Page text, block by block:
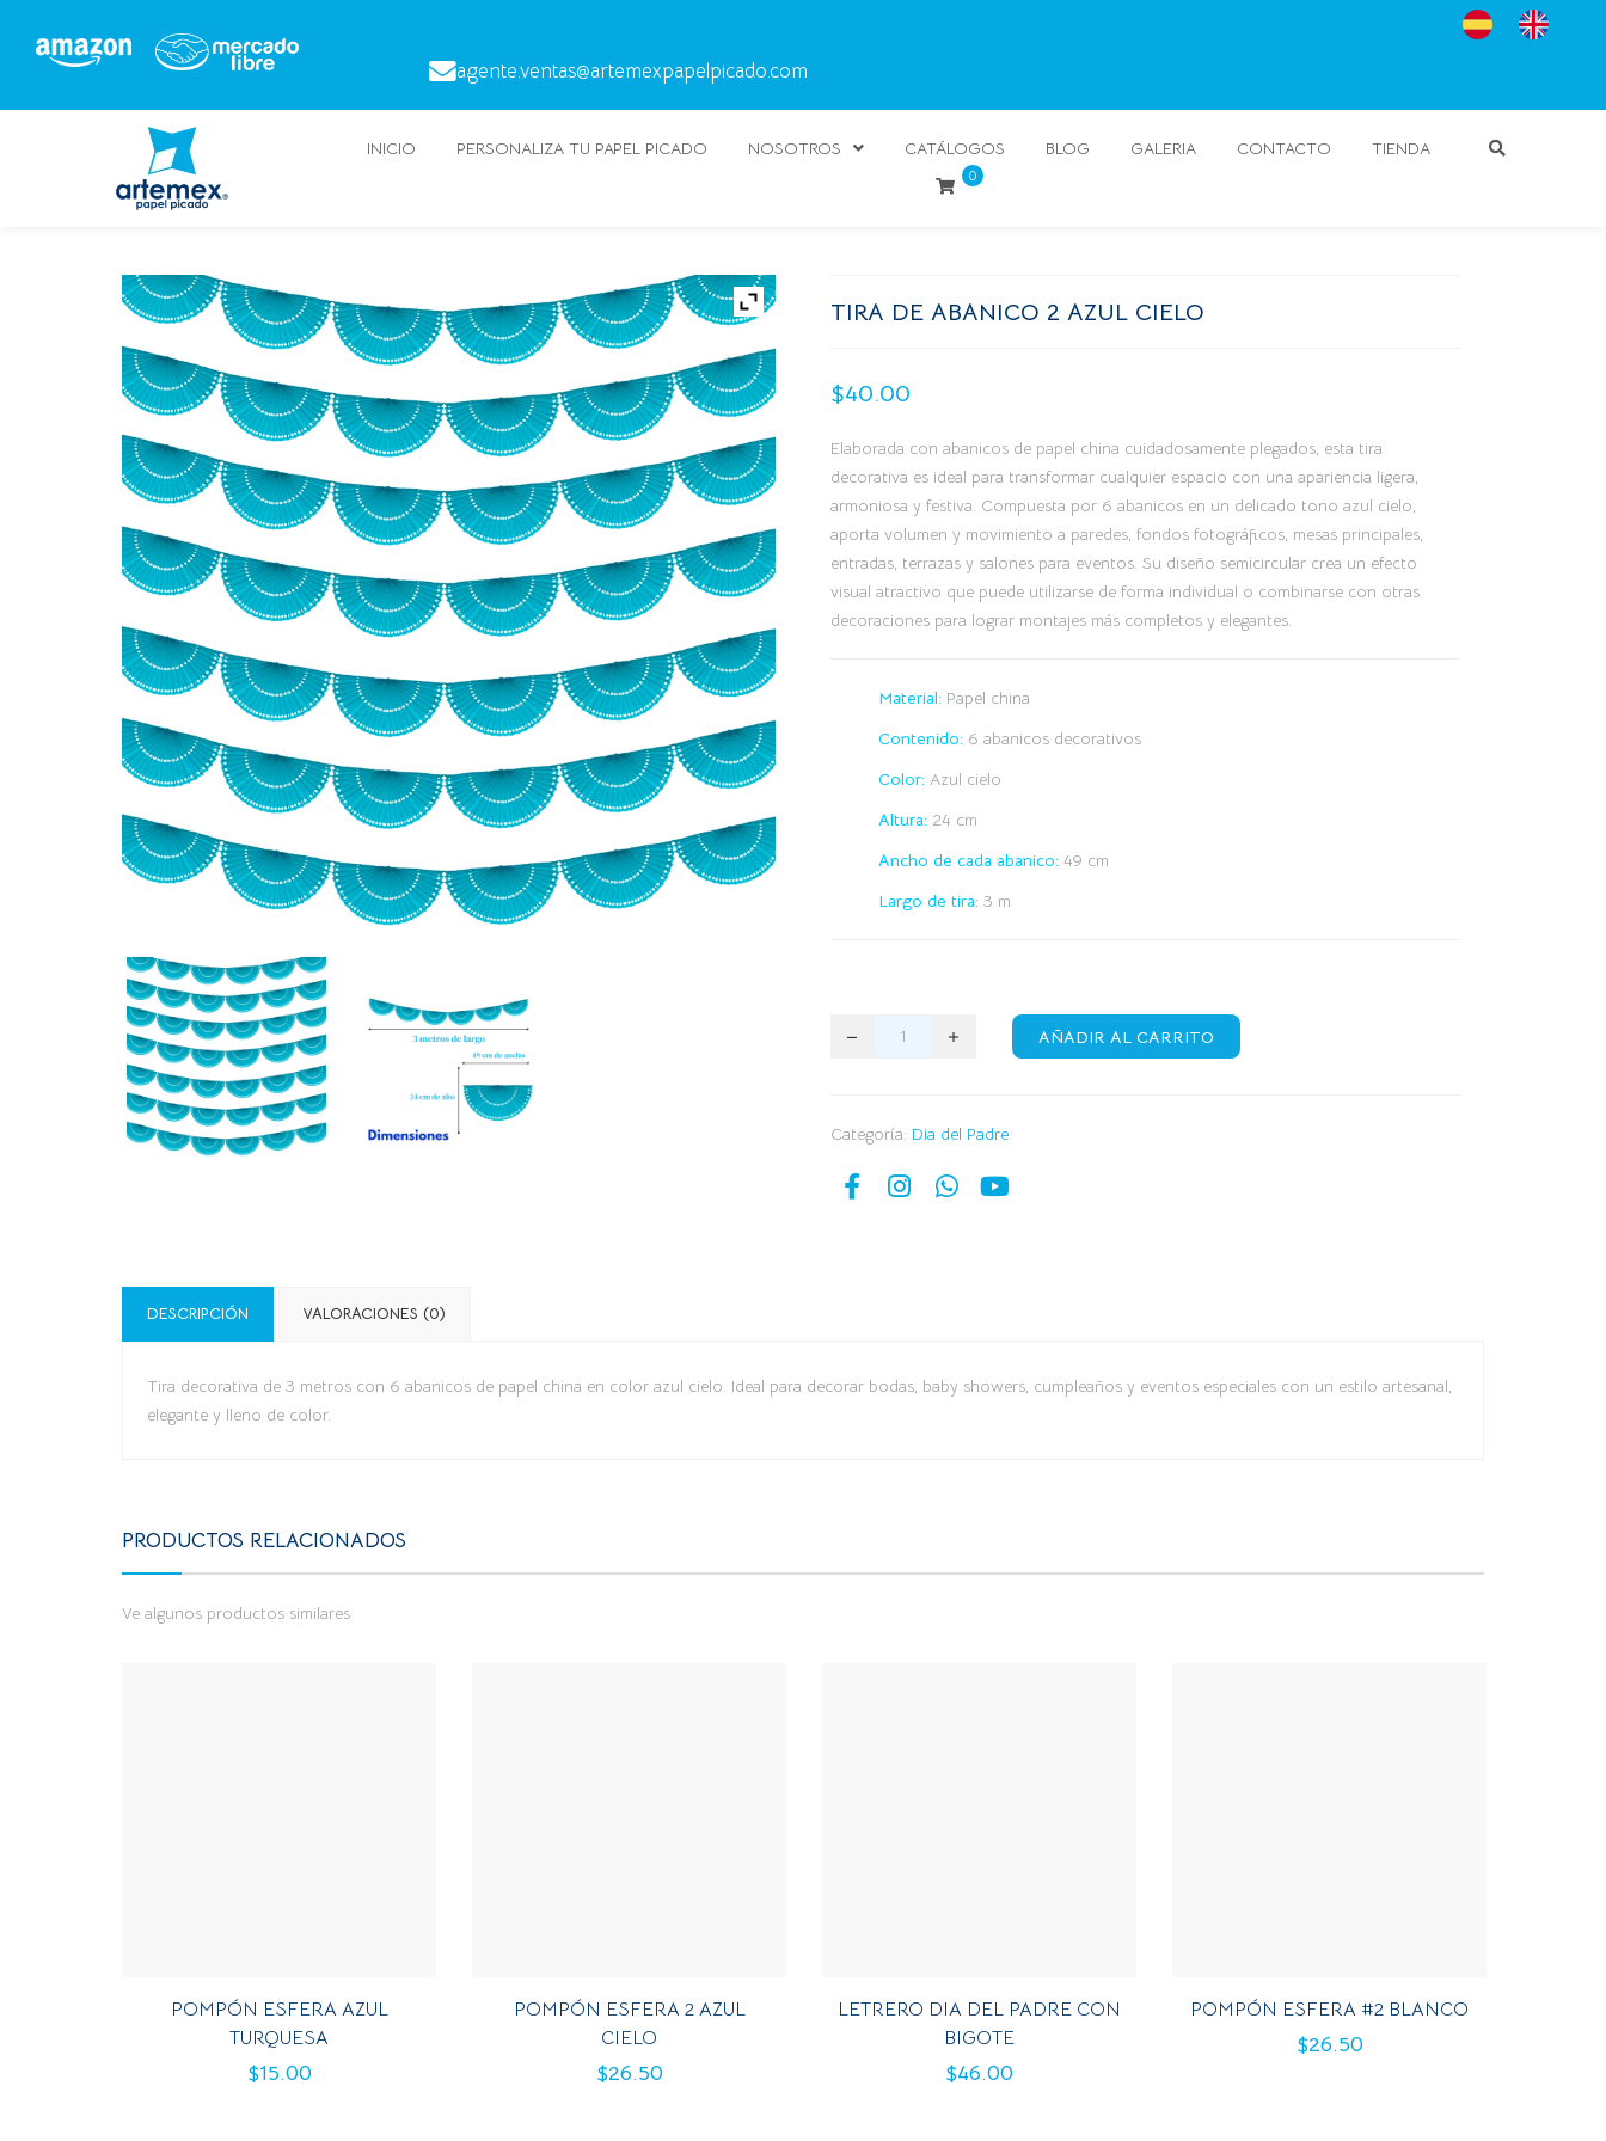
agente.ventas@artemexpapelpicado.com
INICIO PERSONALIZA TU PAPEL PICADO NOSOTROS CATÁLOGOS BLOG GALERIA CONTACTO TIENDA
0
TIRA DE ABANICO 2 AZUL CIELO
$40.00
Elaborada con abanicos de papel china cuidadosamente plegados, esta tira
decorativa es ideal para transformar cualquier espacio con una apariencia ligera,
armoniosa y festiva. Compuesta por 6 abanicos en un delicado tono azul cielo,
aporta volumen y movimiento a paredes, fondos fotográficos, mesas principales,
entradas, terrazas y salones para eventos. Su diseño semicircular crea un efecto
visual atractivo que puede utilizarse de forma individual o combinarse con otras
decoraciones para lograr montajes más completos y elegantes.
Material:Papel china
Contenido:6 abanicos decorativos
Color:Azul cielo
Altura:24 cm
Ancho de cada abanico: 49 cm
Largo de tira:3 m
AÑADIR AL CARRITO
Categoría: Dia del Padre
DESCRIPCIÓN VALORACIONES (0)
Tira decorativa de 3 metros con 6 abanicos de papel china en color azul cielo. Ideal para decorar bodas, baby showers, cumpleaños y eventos especiales con un estilo artesanal,
elegante y lleno de color.
PRODUCTOS RELACIONADOS
Ve algunos productos similares
POMPÓN ESFERA AZUL
TURQUESA
$15.00
POMPÓN ESFERA 2 AZUL
CIELO
$26.50
LETRERO DIA DEL PADRE CON
BIGOTE
$46.00
POMPÓN ESFERA #2 BLANCO
$26.50